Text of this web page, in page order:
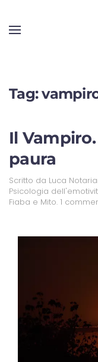
Tag:
Il
paura
Scritto da Luca
Psicologia
Fiaba e Mito. 1